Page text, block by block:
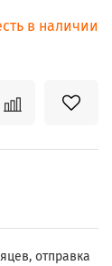
в наличии
отправка